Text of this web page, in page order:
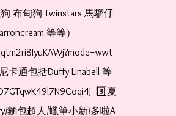
布甸狗 Twinstars 馬騮仔
等等）
卡通包括Duffy Linabell 等
3️⃣夏
麵包超人/蠟筆小新/多啦A